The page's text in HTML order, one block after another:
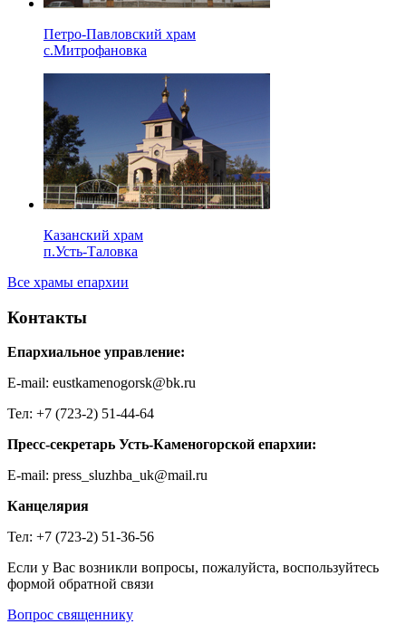
Петро-Павловский храм
с.Митрофановка
Казанский храм
п.Усть-Таловка
Все храмы епархии
Контакты
Епархиальное управление:
E-mail: eustkamenogorsk@bk.ru
Тел: +7 (723-2) 51-44-64
Пресс-секретарь Усть-Каменогорской епархии:
E-mail: press_sluzhba_uk@mail.ru
Канцелярия
Тел: +7 (723-2) 51-36-56
Если у Вас возникли вопросы, пожалуйста, воспользуйтесь
формой обратной связи
Вопрос священнику